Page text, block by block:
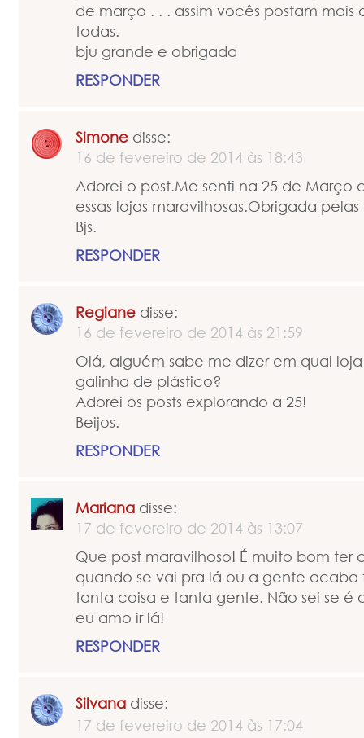
de março . . . assim vocês postam
todas.
bju grande e obrigada
RESPONDER
Simone disse:
16 de fevereiro de 2014 às 18:43
Adorei o post.Me senti na 25 de Março
essas lojas maravilhosas.Obrigada
Bjs.
RESPONDER
Regiane disse:
16 de fevereiro de 2014 às 21:59
Olá, alguém sabe me dizer em qual
galinha de plástico?
Adorei os posts explorando a 25!
Beijos.
RESPONDER
Mariana disse:
17 de fevereiro de 2014 às 13:07
Que post maravilhoso! É muito bom ter
quando se vai pra lá ou a gente
tanta coisa e tanta gente. Não sei se é
eu amo ir lá!
RESPONDER
Silvana disse:
17 de fevereiro de 2014 às 17:04